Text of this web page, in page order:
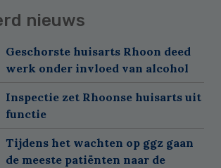
nieuws
Geschorste huisarts Rhoon deed
werk onder invloed van alcohol
Inspectie zet Rhoonse huisarts uit
functie
Tijdens het wachten op ggz gaan
de meeste patiënten naar de